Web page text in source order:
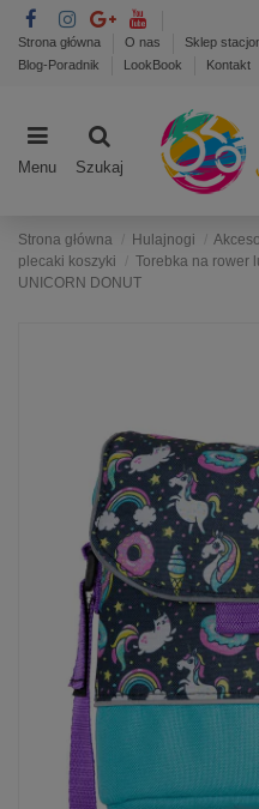
Strona główna O nas Sklep
Blog-Poradnik
LookBook Kontakt
Menu Szukaj
Strona główna Hulajnogi
plecaki koszyki
Torebka na rower
UNICORN DONUT